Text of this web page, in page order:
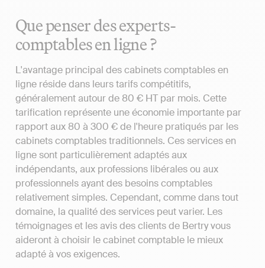
Que penser des experts-
comptables en ligne ?
L'avantage principal des cabinets comptables en
ligne réside dans leurs tarifs compétitifs,
généralement autour de 80 € HT par mois. Cette
tarification représente une économie importante par
rapport aux 80 à 300 € de l'heure pratiqués par les
cabinets comptables traditionnels. Ces services en
ligne sont particulièrement adaptés aux
indépendants, aux professions libérales ou aux
professionnels ayant des besoins comptables
relativement simples. Cependant, comme dans tout
domaine, la qualité des services peut varier. Les
témoignages et les avis des clients de Bertry vous
aideront à choisir le cabinet comptable le mieux
adapté à vos exigences.